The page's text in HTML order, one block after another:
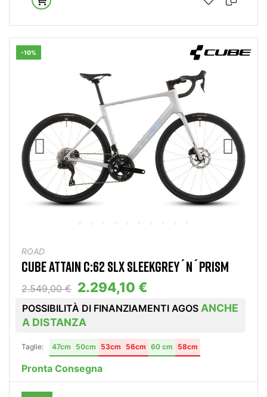
-10%
ROAD
CUBE ATTAIN C:62 SLX SLEEKGREY´N´PRISM
2.549,00 € 2.294,10 €
POSSIBILITÀ DI FINANZIAMENTI AGOS ANCHE
A DISTANZA
Taglie: 47cm 50cm 53cm 56cm 60 cm 58cm
Pronta Consegna